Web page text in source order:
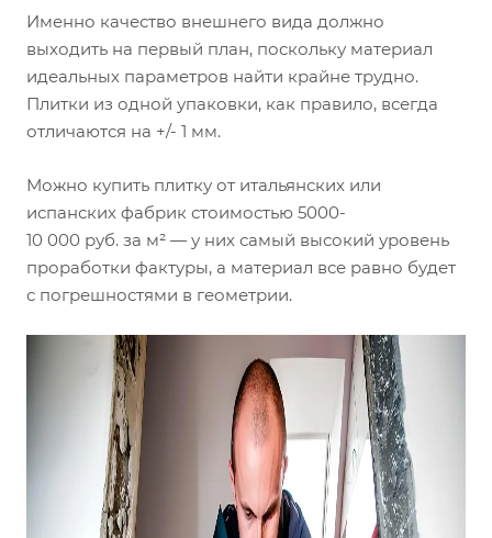
Именно качество внешнего вида должно
выходить на первый план, поскольку материал
идеальных параметров найти крайне трудно.
Плитки из одной упаковки, как правило, всегда
отличаются на +/- 1 мм.
Можно купить плитку от итальянских или
испанских фабрик стоимостью 5000-
10 000 руб. за м² — у них самый высокий уровень
проработки фактуры, а материал все равно будет
с погрешностями в геометрии.